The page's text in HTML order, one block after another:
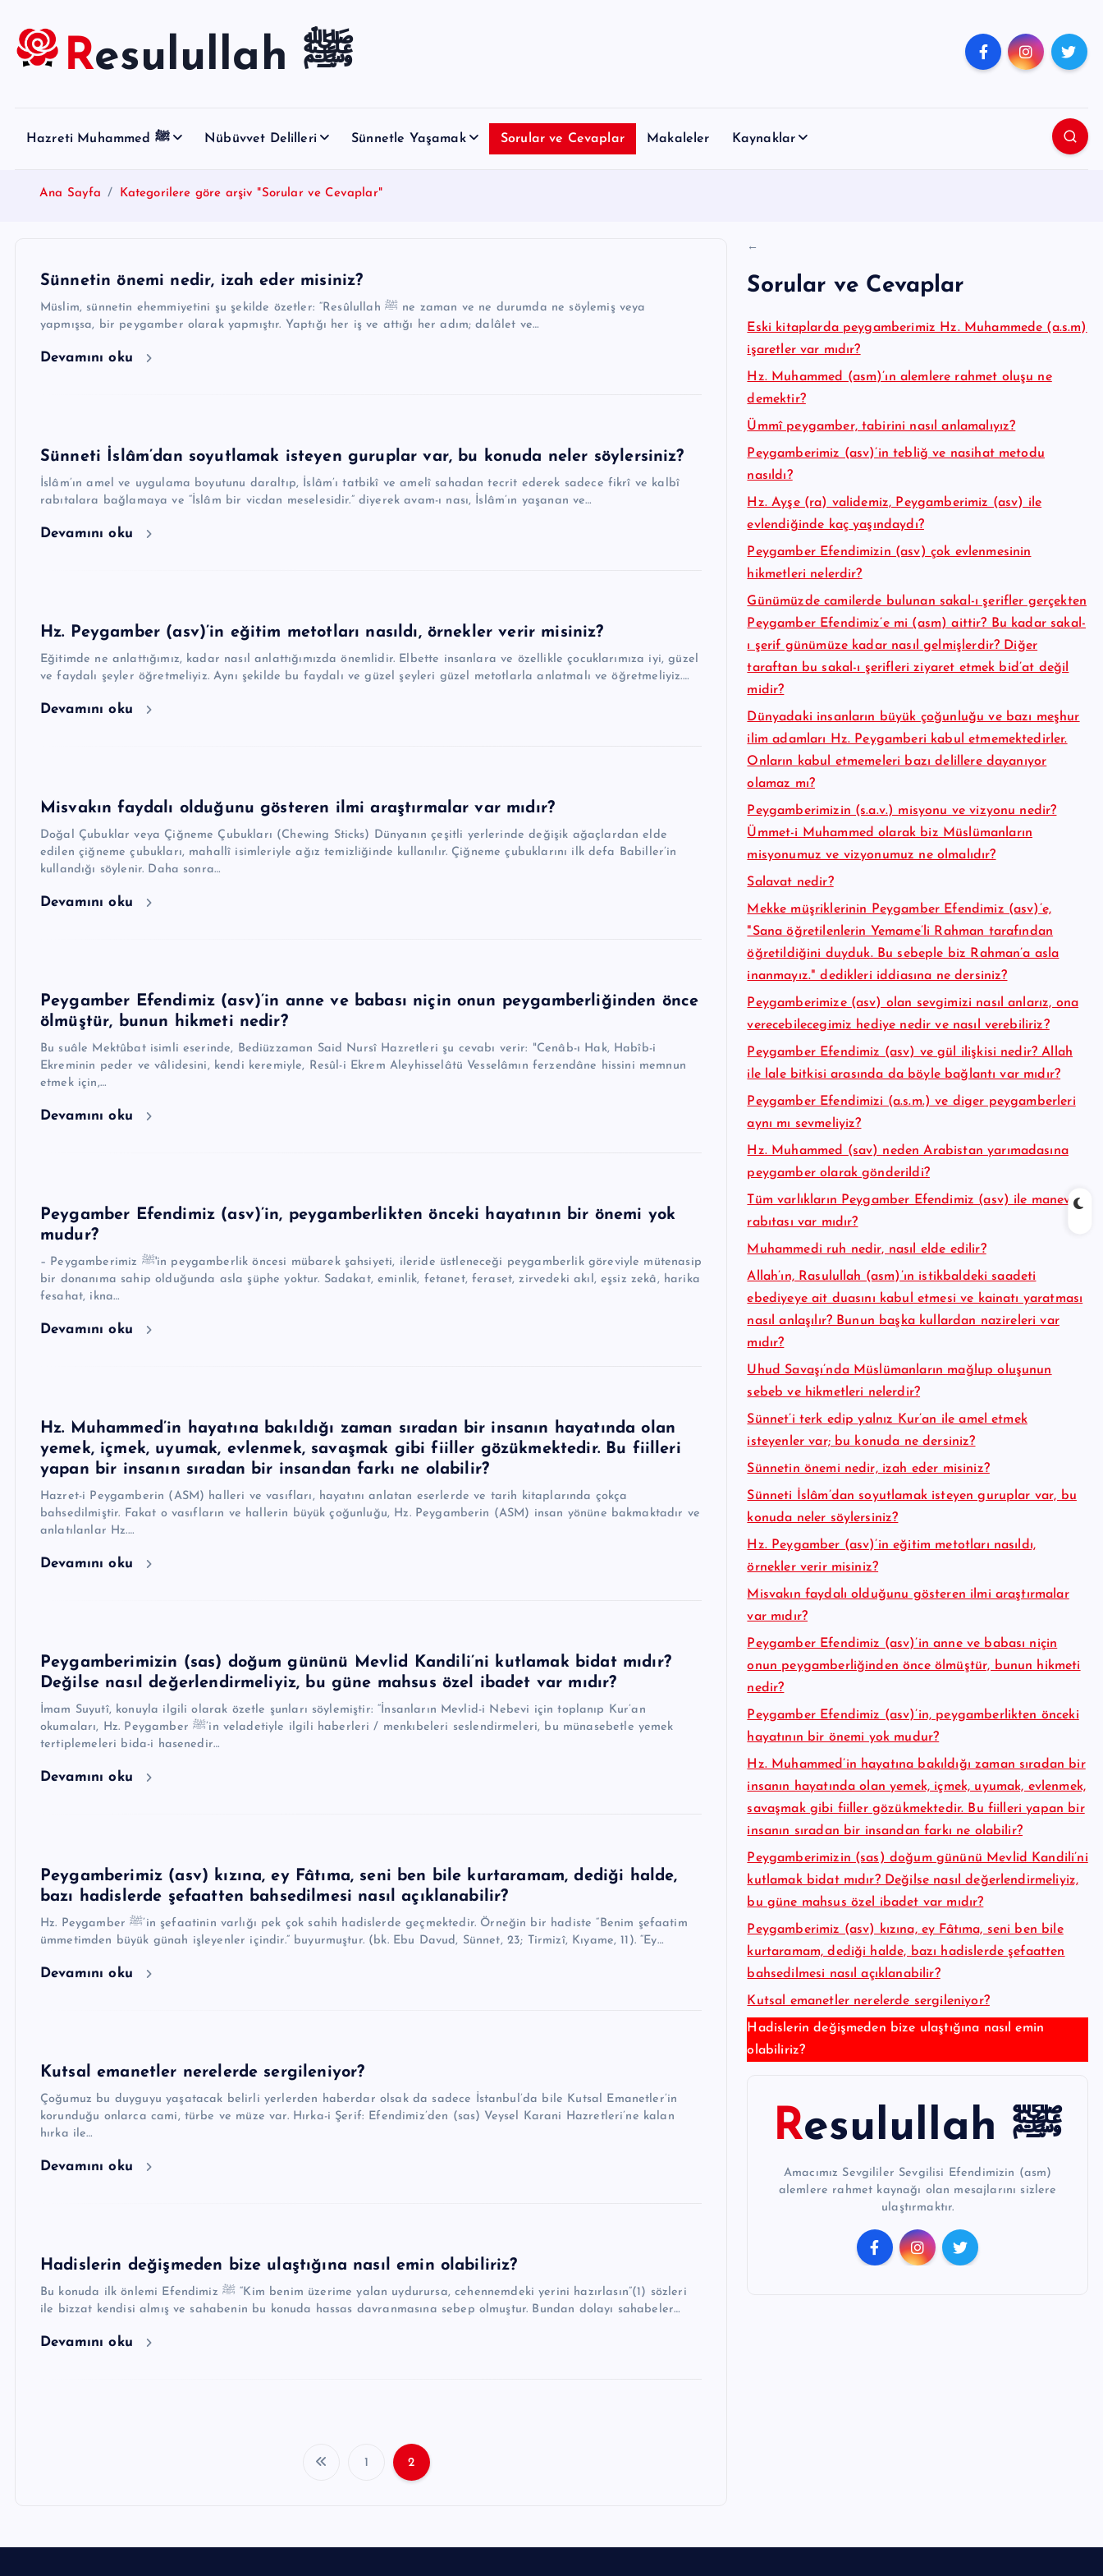
Resulullah ﷺ
Hazreti Muhammed ﷺ Nübüvvet Delilleri Sünnetle Yaşamak Sorular ve Cevaplar Makaleler Kaynaklar
Ana Sayfa Kategorilere göre arşiv "Sorular ve Cevaplar"
Sünnetin önemi nedir, izah eder misiniz?
Müslim, sünnetin ehemmiyetini şu şekilde özetler: “Resûlullah ﷺ ne zaman ve ne durumda ne söylemiş veya
yapmışsa, bir peygamber olarak yapmıştır. Yaptığı her iş ve attığı her adım; dalâlet ve…
Devamını oku
Sünneti İslâm’dan soyutlamak isteyen guruplar var, bu konuda neler söylersiniz?
İslâm’ın amel ve uygulama boyutunu daraltıp, İslâm’ı tatbikî ve amelî sahadan tecrit ederek sadece fikrî ve kalbî
rabıtalara bağlamaya ve “İslâm bir vicdan meselesidir.” diyerek avam-ı nası, İslâm’ın yaşanan ve…
Devamını oku
Hz. Peygamber (asv)’in eğitim metotları nasıldı, örnekler verir misiniz?
Eğitimde ne anlattığımız, kadar nasıl anlattığımızda önemlidir. Elbette insanlara ve özellikle çocuklarımıza iyi, güzel
ve faydalı şeyler öğretmeliyiz. Aynı şekilde bu faydalı ve güzel şeyleri güzel metotlarla anlatmalı ve öğretmeliyiz.…
Devamını oku
Misvakın faydalı olduğunu gösteren ilmi araştırmalar var mıdır?
Doğal Çubuklar veya Çiğneme Çubukları (Chewing Sticks) Dünyanın çeşitli yerlerinde değişik ağaçlardan elde
edilen çiğneme çubukları, mahallî isimleriyle ağız temizliğinde kullanılır. Çiğneme çubuklarını ilk defa Babiller’in
kullandığı söylenir. Daha sonra…
Devamını oku
Peygamber Efendimiz (asv)’in anne ve babası niçin onun peygamberliğinden önce
ölmüştür, bunun hikmeti nedir?
Bu suâle Mektûbat isimli eserinde, Bediüzzaman Said Nursî Hazretleri şu cevabı verir: "Cenâb-ı Hak, Habîb-i
Ekreminin peder ve vâlidesini, kendi keremiyle, Resûl-i Ekrem Aleyhisselâtü Vesselâmın ferzendâne hissini memnun
etmek için,…
Devamını oku
Peygamber Efendimiz (asv)’in, peygamberlikten önceki hayatının bir önemi yok
mudur?
– Peygamberimiz ﷺ'in peygamberlik öncesi mübarek şahsiyeti, ileride üstleneceği peygamberlik göreviyle mütenasip
bir donanıma sahip olduğunda asla şüphe yoktur. Sadakat, eminlik, fetanet, feraset, zirvedeki akıl, eşsiz zekâ, harika
fesahat, ikna…
Devamını oku
Hz. Muhammed’in hayatına bakıldığı zaman sıradan bir insanın hayatında olan
yemek, içmek, uyumak, evlenmek, savaşmak gibi fiiller gözükmektedir. Bu fiilleri
yapan bir insanın sıradan bir insandan farkı ne olabilir?
Hazret-i Peygamberin (ASM) halleri ve vasıfları, hayatını anlatan eserlerde ve tarih kitaplarında çokça
bahsedilmiştir. Fakat o vasıfların ve hallerin büyük çoğunluğu, Hz. Peygamberin (ASM) insan yönüne bakmaktadır ve
anlatılanlar Hz.…
Devamını oku
Peygamberimizin (sas) doğum gününü Mevlid Kandili’ni kutlamak bidat mıdır?
Değilse nasıl değerlendirmeliyiz, bu güne mahsus özel ibadet var mıdır?
İmam Suyutî, konuyla ilgili olarak özetle şunları söylemiştir: “İnsanların Mevlid-i Nebevi için toplanıp Kur’an
okumaları, Hz. Peygamber ﷺ’in veladetiyle ilgili haberleri / menkıbeleri seslendirmeleri, bu münasebetle yemek
tertiplemeleri bida-i hasenedir…
Devamını oku
Peygamberimiz (asv) kızına, ey Fâtıma, seni ben bile kurtaramam, dediği halde,
bazı hadislerde şefaatten bahsedilmesi nasıl açıklanabilir?
Hz. Peygamber ﷺ’in şefaatinin varlığı pek çok sahih hadislerde geçmektedir. Örneğin bir hadiste “Benim şefaatim
ümmetimden büyük günah işleyenler içindir.” buyurmuştur. (bk. Ebu Davud, Sünnet, 23; Tirmizî, Kıyame, 11). “Ey…
Devamını oku
Kutsal emanetler nerelerde sergileniyor?
Çoğumuz bu duyguyu yaşatacak belirli yerlerden haberdar olsak da sadece İstanbul’da bile Kutsal Emanetler’in
korunduğu onlarca cami, türbe ve müze var. Hırka-i Şerif: Efendimiz’den (sas) Veysel Karani Hazretleri’ne kalan
hırka ile…
Devamını oku
Hadislerin değişmeden bize ulaştığına nasıl emin olabiliriz?
Bu konuda ilk önlemi Efendimiz ﷺ “Kim benim üzerime yalan uydurursa, cehennemdeki yerini hazırlasın”(1) sözleri
ile bizzat kendisi almış ve sahabenin bu konuda hassas davranmasına sebep olmuştur. Bundan dolayı sahabeler…
Devamını oku
1 2
←
Sorular ve Cevaplar
Eski kitaplarda peygamberimiz Hz. Muhammede (a.s.m)
işaretler var mıdır?
Hz. Muhammed (asm)’ın alemlere rahmet oluşu ne
demektir?
Ümmî peygamber, tabirini nasıl anlamalıyız?
Peygamberimiz (asv)’in tebliğ ve nasihat metodu
nasıldı?
Hz. Ayşe (ra) validemiz, Peygamberimiz (asv) ile
evlendiğinde kaç yaşındaydı?
Peygamber Efendimizin (asv) çok evlenmesinin
hikmetleri nelerdir?
Günümüzde camilerde bulunan sakal-ı şerifler gerçekten
Peygamber Efendimiz’e mi (asm) aittir? Bu kadar sakal-
ı şerif günümüze kadar nasıl gelmişlerdir? Diğer
taraftan bu sakal-ı şerifleri ziyaret etmek bid’at değil
midir?
Dünyadaki insanların büyük çoğunluğu ve bazı meşhur
ilim adamları Hz. Peygamberi kabul etmemektedirler.
Onların kabul etmemeleri bazı delillere dayanıyor
olamaz mı?
Peygamberimizin (s.a.v.) misyonu ve vizyonu nedir?
Ümmet-i Muhammed olarak biz Müslümanların
misyonumuz ve vizyonumuz ne olmalıdır?
Salavat nedir?
Mekke müşriklerinin Peygamber Efendimiz (asv)’e,
"Sana öğretilenlerin Yemame’li Rahman tarafından
öğretildiğini duyduk. Bu sebeple biz Rahman’a asla
inanmayız." dedikleri iddiasına ne dersiniz?
Peygamberimize (asv) olan sevgimizi nasıl anlarız, ona
verecebilecegimiz hediye nedir ve nasıl verebiliriz?
Peygamber Efendimiz (asv) ve gül ilişkisi nedir? Allah
ile lale bitkisi arasında da böyle bağlantı var mıdır?
Peygamber Efendimizi (a.s.m.) ve diger peygamberleri
aynı mı sevmeliyiz?
Hz. Muhammed (sav) neden Arabistan yarımadasına
peygamber olarak gönderildi?
Tüm varlıkların Peygamber Efendimiz (asv) ile manevi
rabıtası var mıdır?
Muhammedi ruh nedir, nasıl elde edilir?
Allah’ın, Rasulullah (asm)’ın istikbaldeki saadeti
ebediyeye ait duasını kabul etmesi ve kainatı yaratması
nasıl anlaşılır? Bunun başka kullardan nazireleri var
mıdır?
Uhud Savaşı’nda Müslümanların mağlup oluşunun
sebeb ve hikmetleri nelerdir?
Sünnet’i terk edip yalnız Kur’an ile amel etmek
isteyenler var; bu konuda ne dersiniz?
Sünnetin önemi nedir, izah eder misiniz?
Sünneti İslâm’dan soyutlamak isteyen guruplar var, bu
konuda neler söylersiniz?
Hz. Peygamber (asv)’in eğitim metotları nasıldı,
örnekler verir misiniz?
Misvakın faydalı olduğunu gösteren ilmi araştırmalar
var mıdır?
Peygamber Efendimiz (asv)’in anne ve babası niçin
onun peygamberliğinden önce ölmüştür, bunun hikmeti
nedir?
Peygamber Efendimiz (asv)’in, peygamberlikten önceki
hayatının bir önemi yok mudur?
Hz. Muhammed’in hayatına bakıldığı zaman sıradan bir
insanın hayatında olan yemek, içmek, uyumak, evlenmek,
savaşmak gibi fiiller gözükmektedir. Bu fiilleri yapan bir
insanın sıradan bir insandan farkı ne olabilir?
Peygamberimizin (sas) doğum gününü Mevlid Kandili’ni
kutlamak bidat mıdır? Değilse nasıl değerlendirmeliyiz,
bu güne mahsus özel ibadet var mıdır?
Peygamberimiz (asv) kızına, ey Fâtıma, seni ben bile
kurtaramam, dediği halde, bazı hadislerde şefaatten
bahsedilmesi nasıl açıklanabilir?
Kutsal emanetler nerelerde sergileniyor?
Hadislerin değişmeden bize ulaştığına nasıl emin
olabiliriz?
Resulullah ﷺ
Amacımız Sevgililer Sevgilisi Efendimizin (asm)
alemlere rahmet kaynağı olan mesajlarını sizlere
ulaştırmaktır.